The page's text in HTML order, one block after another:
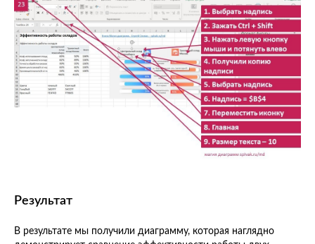
Результат
В результате мы получили диаграмму, которая наглядно